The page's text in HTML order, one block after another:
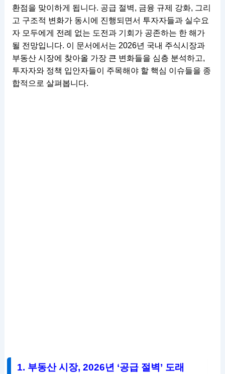
환점을 맞이하게 됩니다. 공급 절벽, 금융 규제 강화, 그리
고 구조적 변화가 동시에 진행되면서 투자자들과 실수요
자 모두에게 전례 없는 도전과 기회가 공존하는 한 해가
될 전망입니다. 이 문서에서는 2026년 국내 주식시장과
부동산 시장에 찾아올 가장 큰 변화들을 심층 분석하고,
투자자와 정책 입안자들이 주목해야 할 핵심 이슈들을 종
합적으로 살펴봅니다.
1. 부동산 시장, 2026년 ‘공급 절벽’ 도래